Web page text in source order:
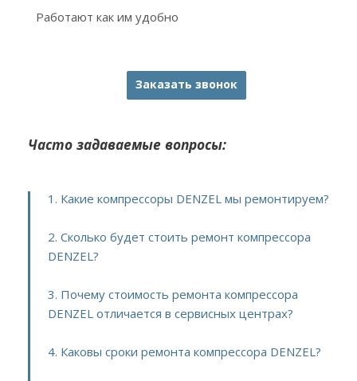
Работают как им удобно
Заказать звонок
Часто задаваемые вопросы:
1. Какие компрессоры DENZEL мы ремонтируем?
2. Сколько будет стоить ремонт компрессора
DENZEL?
3. Почему стоимость ремонта компрессора
DENZEL отличается в сервисных центрах?
4. Каковы сроки ремонта компрессора DENZEL?